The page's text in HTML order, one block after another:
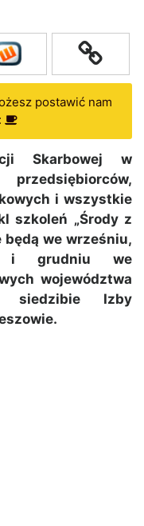
postawić nam
Skarbowej w
i wszystkie
szkoleń „Środy z
będą we wrześniu,
i grudniu we
województwa
siedzibie Izby